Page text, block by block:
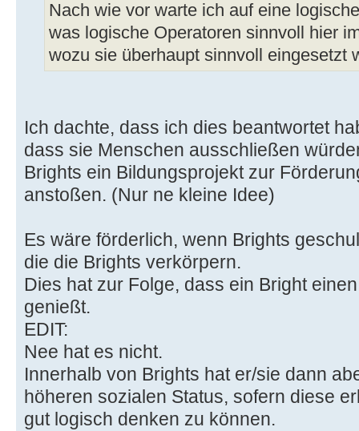
Nach wie vor warte ich auf eine
was logische Operatoren sinnvoll hier
wozu sie überhaupt sinnvoll eingesetzt
Ich dachte, dass ich dies beantwortet
dass sie Menschen ausschließen
Brights ein Bildungsprojekt zur
anstoßen. (Nur ne kleine Idee)
Es wäre förderlich, wenn Brights
die die Brights verkörpern.
Dies hat zur Folge, dass ein Bright
genießt.
EDIT:
Nee hat es nicht.
Innerhalb von Brights hat er/sie dann
höheren sozialen Status, sofern diese
gut logisch denken zu können.